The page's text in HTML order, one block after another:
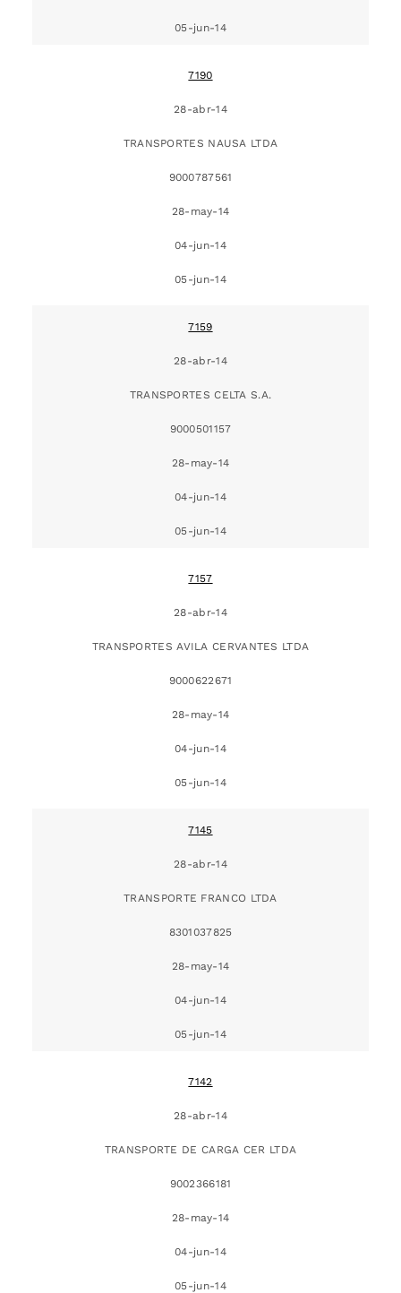
05-jun-14
7190
28-abr-14
TRANSPORTES NAUSA LTDA
9000787561
28-may-14
04-jun-14
05-jun-14
7159
28-abr-14
TRANSPORTES CELTA S.A.
9000501157
28-may-14
04-jun-14
05-jun-14
7157
28-abr-14
TRANSPORTES AVILA CERVANTES LTDA
9000622671
28-may-14
04-jun-14
05-jun-14
7145
28-abr-14
TRANSPORTE FRANCO LTDA
8301037825
28-may-14
04-jun-14
05-jun-14
7142
28-abr-14
TRANSPORTE DE CARGA CER LTDA
9002366181
28-may-14
04-jun-14
05-jun-14